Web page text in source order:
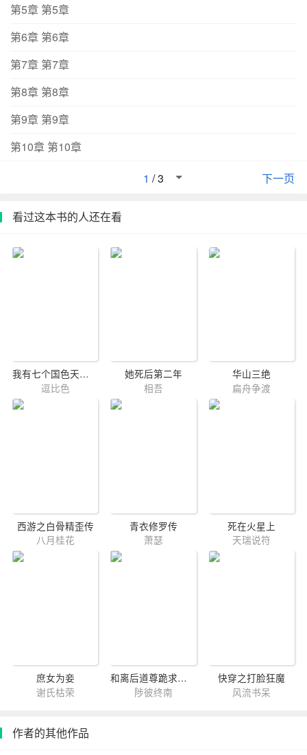
救赎/年上/成年人的爱情/联姻/真香现场】【双马甲,未出逃
前并没见过面,具体参加正文】-我们不过都是食野而生的野
象,想要冲破束缚,想要打破桎梏。【驯狼高手 假野性 真乖
乖小狼女】-阅读指南：1V1,双C,日更,甜文不虐男主马甲是
明港市,一个原始丛林一个繁华,较为割裂,不单纯是都市豪
门,也有接地气的部分。>>>>下本写男主妹妹的故事《北方
第5章 第5章
第6章 第6章
第7章 第7章
第8章 第8章
第9章 第9章
第10章 第10章
下一页
1 /3
看过这本书的人还在看
我有七个国色天香未婚妻
逗比色
她死后第二年
相吾
华山三绝
扁舟争渡
西游之白骨精歪传
八月桂花
青衣修罗传
萧瑟
死在火星上
天瑞说符
庶女为妾
谢氏枯荣
和离后道尊跪求复合
陟彼终南
快穿之打脸狂魔
风流书呆
作者的其他作品